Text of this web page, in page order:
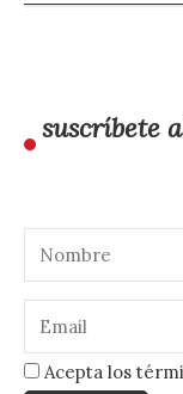
suscríbete
Acepta los